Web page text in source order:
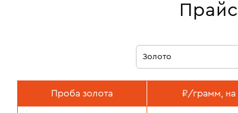
Золото
Проба золота ₽/грамм, на